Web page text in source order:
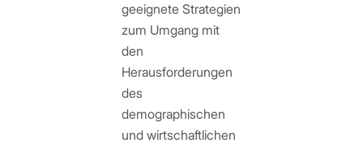
geeignete Strategien
zum Umgang mit
den
Herausforderungen
des
demographischen
und wirtschaftlichen